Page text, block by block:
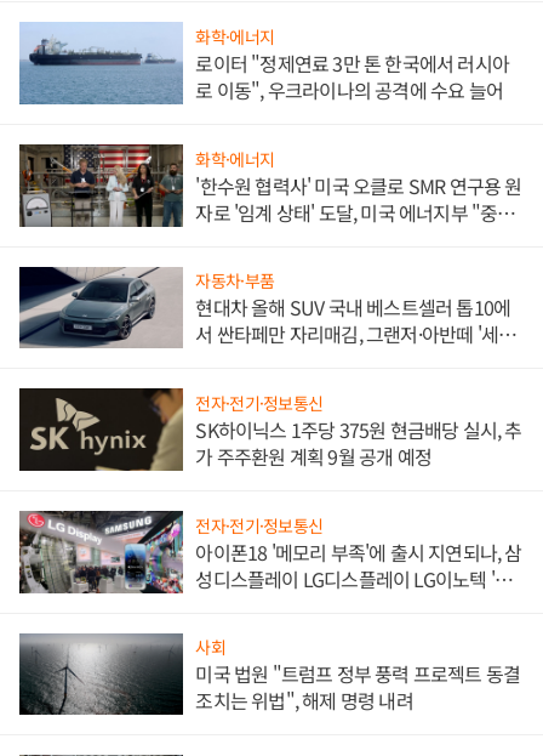
화학·에너지
로이터 "정제연료 3만 톤 한국에서 러시아
로 이동", 우크라이나의 공격에 수요 늘어
화학·에너지
'한수원 협력사' 미국 오클로 SMR 연구용 원
자로 '임계 상태' 도달, 미국 에너지부 "중요
자동차·부품
현대차 올해 SUV 국내 베스트셀러 톱10에
서 싼타페만 자리매김, 그랜저·아반떼 '세단
전자·전기·정보통신
SK하이닉스 1주당 375원 현금배당 실시, 추
가 주주환원 계획 9월 공개 예정
전자·전기·정보통신
아이폰18 '메모리 부족'에 출시 지연되나, 삼
성디스플레이 LG디스플레이 LG이노텍 '탈
사회
미국 법원 "트럼프 정부 풍력 프로젝트 동결
조치는 위법", 해제 명령 내려